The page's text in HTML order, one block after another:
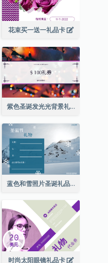
花束买一送一礼品卡
紫色圣诞发光光背景礼品卡
蓝色和雪照片圣诞礼品卡
时尚太阳眼镜礼品卡